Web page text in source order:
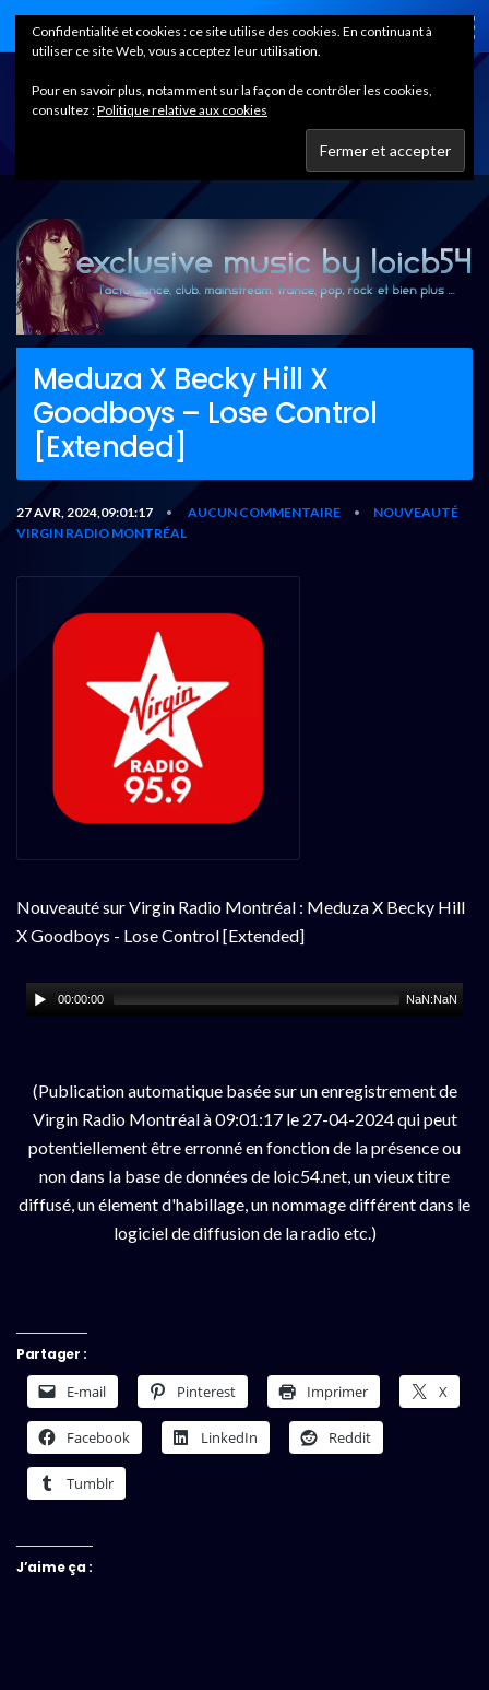
Home
Meduza X Becky Hill X
Goodboys – Lose Control
[Extended]
27 AVR, 2024,09:01:17 • AUCUN COMMENTAIRE •
NOUVEAUTÉ
VIRGIN RADIO MONTRÉAL
Nouveauté sur Virgin Radio Montréal : Meduza X Becky Hill
X Goodboys - Lose Control [Extended]
00:00:00 NaN:NaN
(Publication automatique basée sur un enregistrement de
Virgin Radio Montréal à 09:01:17 le 27-04-2024 qui peut
potentiellement être erronné en fonction de la présence ou
non dans la base de données de loic54.net, un vieux titre
diffusé, un élement d'habillage, un nommage différent dans le
logiciel de diffusion de la radio etc.)
Partager :
E-mail Pinterest Imprimer X
Facebook LinkedIn Reddit
Tumblr
J’aime ça :
Confidentialité et cookies : ce site utilise des cookies. En continuant à
utiliser ce site Web, vous acceptez leur utilisation.
Pour en savoir plus, notamment sur la façon de contrôler les cookies,
consultez :Politique relative aux cookies